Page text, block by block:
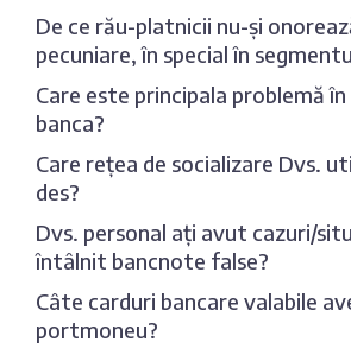
De ce rău-platnicii nu-și
pecuniare, în special în
Care este principala problemă
banca?
Care rețea de socializare Dvs.
des?
Dvs. personal ați avut cazuri/
întâlnit bancnote false?
Câte carduri bancare valabile
portmoneu?